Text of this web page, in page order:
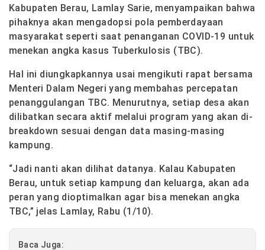
Kabupaten Berau, Lamlay Sarie, menyampaikan bahwa
pihaknya akan mengadopsi pola pemberdayaan
masyarakat seperti saat penanganan COVID-19 untuk
menekan angka kasus Tuberkulosis (TBC).
Hal ini diungkapkannya usai mengikuti rapat bersama
Menteri Dalam Negeri yang membahas percepatan
penanggulangan TBC. Menurutnya, setiap desa akan
dilibatkan secara aktif melalui program yang akan di-
breakdown sesuai dengan data masing-masing
kampung.
“Jadi nanti akan dilihat datanya. Kalau Kabupaten
Berau, untuk setiap kampung dan keluarga, akan ada
peran yang dioptimalkan agar bisa menekan angka
TBC,” jelas Lamlay, Rabu (1/10).
Baca Juga: